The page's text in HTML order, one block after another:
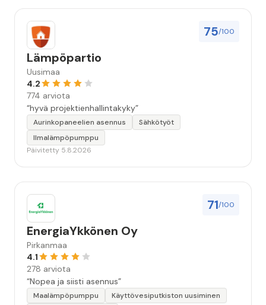
75/100
Lämpöpartio
Uusimaa
4.2
774 arviota
“hyvä projektienhallintakyky”
Aurinkopaneelien asennus
Sähkötyöt
Ilmalämpöpumppu
Päivitetty 5.8.2026
71/100
EnergiaYkkönen Oy
Pirkanmaa
4.1
278 arviota
“Nopea ja siisti asennus”
Maalämpöpumppu
Käyttövesiputkiston uusiminen